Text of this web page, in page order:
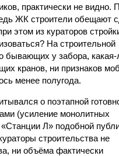
практически не видно.
ЖК строители обещают
этом из кураторов
На строительной
бывающих у забора, какая-
кранов, ни признаков
менее полугода.
о поэтапной
(усиление монолитных
Л» подобной
строительства не
ни объёма фактически